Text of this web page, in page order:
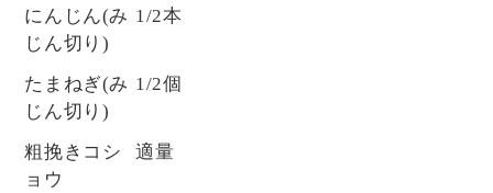
にんじん(み
じん切り)
1/2本
たまねぎ(み
じん切り)
1/2個
粗挽きコシ
ョウ
適量